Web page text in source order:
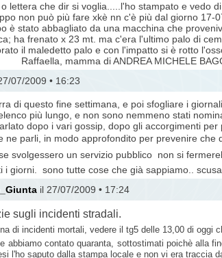
lettera che dir si voglia.....l'ho stampato e
non può più fare xkè nn c'è più dal giorno
è stato abbagliato da una macchina che
ha frenato x 23 mt. ma c'era l'ultimo palo di
il maledetto palo e con l'impatto si è rotto
mamma di ANDREA MICHELE
07/2009 • 16:23
di questo fine settimana, e poi sfogliare i
più lungo, e non sono nemmeno stati
dopo i vari gossip, dopo gli accorgimenti
parli, in modo approfondito per prevenire
svolgessero un servizio pubblico non si
giorni. sono tutte cose che già sappiamo..
il 27/07/2009 • 17:24
sugli incidenti stradali.
di incidenti mortali, vedere il tg5 delle 13,00 di oggi
abbiamo contato quaranta, sottostimati poichè
l'ho saputo dalla stampa locale e non vi era traccia